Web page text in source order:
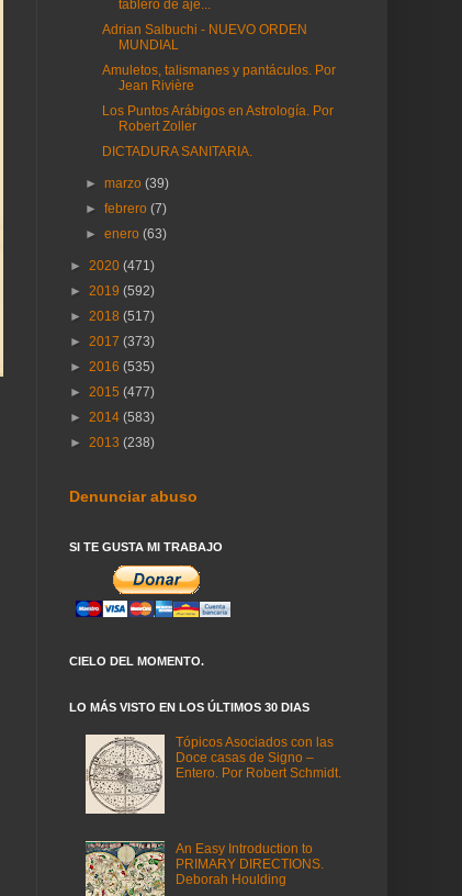
tablero de aje...
Adrian Salbuchi - NUEVO ORDEN
MUNDIAL
Amuletos, talismanes y pantáculos. Por
Jean Rivière
Los Puntos Arábigos en Astrología. Por
Robert Zoller
DICTADURA SANITARIA.
►marzo(39)
►febrero(7)
►enero(63)
► 2020 (471)
► 2019 (592)
► 2018 (517)
► 2017 (373)
► 2016 (535)
► 2015 (477)
► 2014 (583)
► 2013 (238)
Denunciar abuso
SI TE GUSTA MI TRABAJO
CIELO DEL MOMENTO.
LO MÁS VISTO EN LOS ÚLTIMOS 30 DIAS
Tópicos Asociados con las
Doce casas de Signo –
Entero. Por Robert Schmidt.
An Easy Introduction to
PRIMARY DIRECTIONS.
Deborah Houlding